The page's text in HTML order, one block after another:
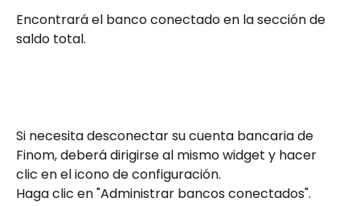
Encontrará el banco conectado en la sección de
saldo total.
Si necesita desconectar su cuenta bancaria de
Finom, deberá dirigirse al mismo widget y hacer
clic en el icono de configuración.
Haga clic en "Administrar bancos conectados".